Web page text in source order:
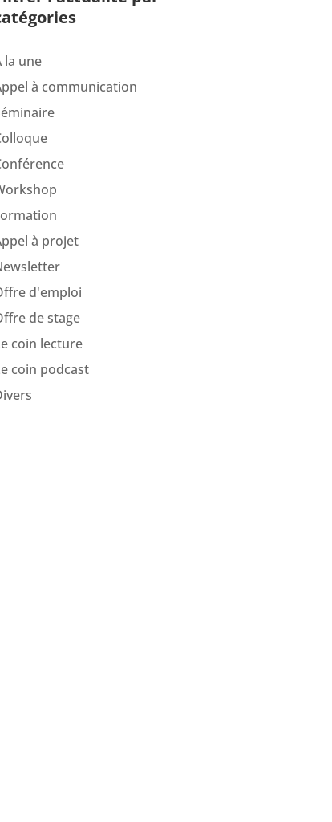
la une
à communication
à projet
d'emploi
de stage
coin lecture
coin podcast